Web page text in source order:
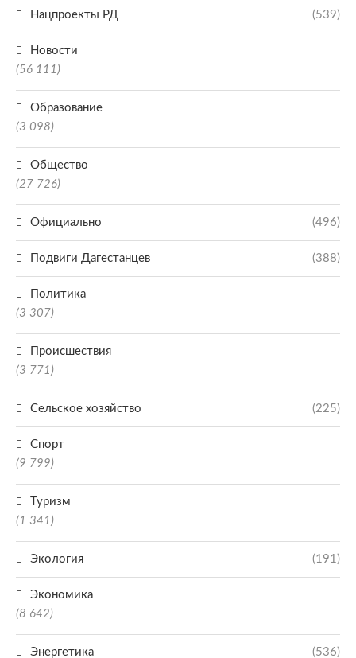
Нацпроекты РД (539)
Новости
(56 111)
Образование
(3 098)
Общество
(27 726)
Официально (496)
Подвиги Дагестанцев (388)
Политика
(3 307)
Происшествия
(3 771)
Сельское хозяйство (225)
Спорт
(9 799)
Туризм
(1 341)
Экология (191)
Экономика
(8 642)
Энергетика (536)